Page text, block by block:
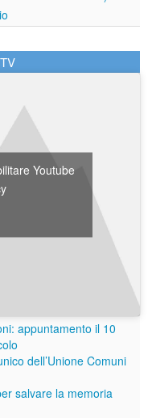
Youtube
appuntamento il 10
dell’Unione Comuni
salvare la memoria